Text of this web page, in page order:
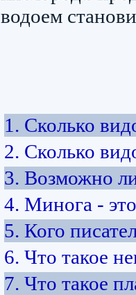
водоем
1. Сколько
2. Сколько
3. Возможно
4. Минога -
5. Кого
6. Что такое
7. Что такое